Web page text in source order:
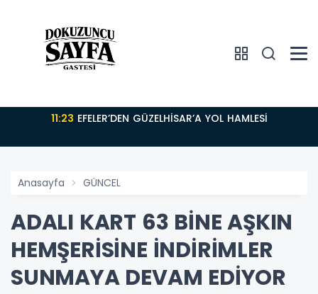
11:23 EFELER’DEN GÜZELHİSAR’A YOL HAMLESİ
Anasayfa GÜNCEL
ADALI KART 63 BİNE AŞKIN
HEMŞERİSİNE İNDİRİMLER
SUNMAYA DEVAM EDİYOR